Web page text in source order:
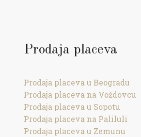
Prodaja placeva
Prodaja placeva u Beogradu
Prodaja placeva na Voždovcu
Prodaja placeva u Sopotu
Prodaja placeva na Paliluli
Prodaja placeva u Zemunu